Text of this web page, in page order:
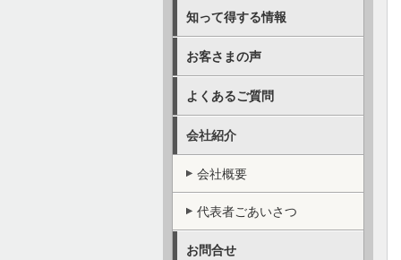
知って得する情報
お客さまの声
よくあるご質問
会社紹介
会社概要
代表者ごあいさつ
お問合せ